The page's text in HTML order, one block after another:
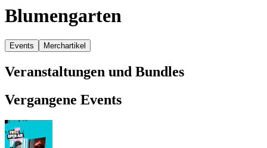
Blumengarten
Events Merchartikel
Veranstaltungen und Bundles
Vergangene Events